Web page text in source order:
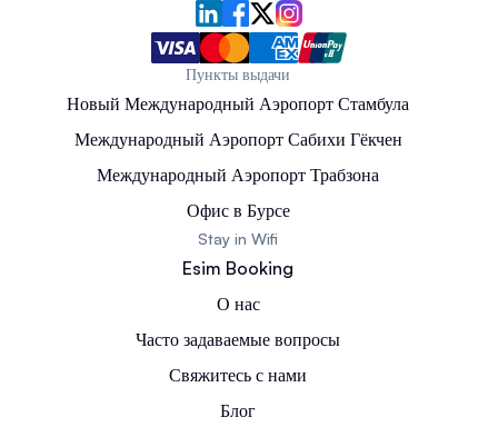
Пункты выдачи
Новый Международный Аэропорт Стамбула
Международный Аэропорт Сабихи Гёкчен
Международный Аэропорт Трабзона
Офис в Бурсе
Stay in Wifi
Esim Booking
О нас
Часто задаваемые вопросы
Свяжитесь с нами
Блог